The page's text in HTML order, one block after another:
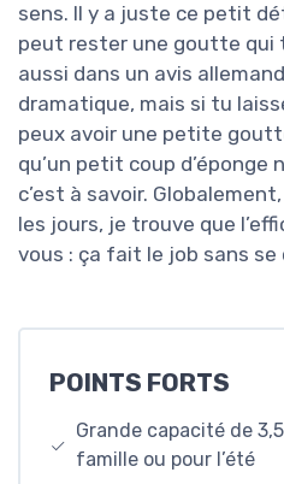
sens. Il y a juste ce petit
peut rester une goutte qui
aussi dans un avis
dramatique, mais si tu
peux avoir une petite
qu’un petit coup d’éponge
c’est à savoir.
les jours, je trouve que
vous : ça fait le job sans se
POINTS FORTS
Grande capacité de
famille ou pour l’été